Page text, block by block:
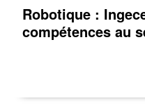
Robotique :
compétences au